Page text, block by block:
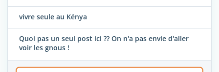
vivre seule au Kénya
Quoi pas un seul post ici ?? On n'a pas envie d'aller
voir les gnous !